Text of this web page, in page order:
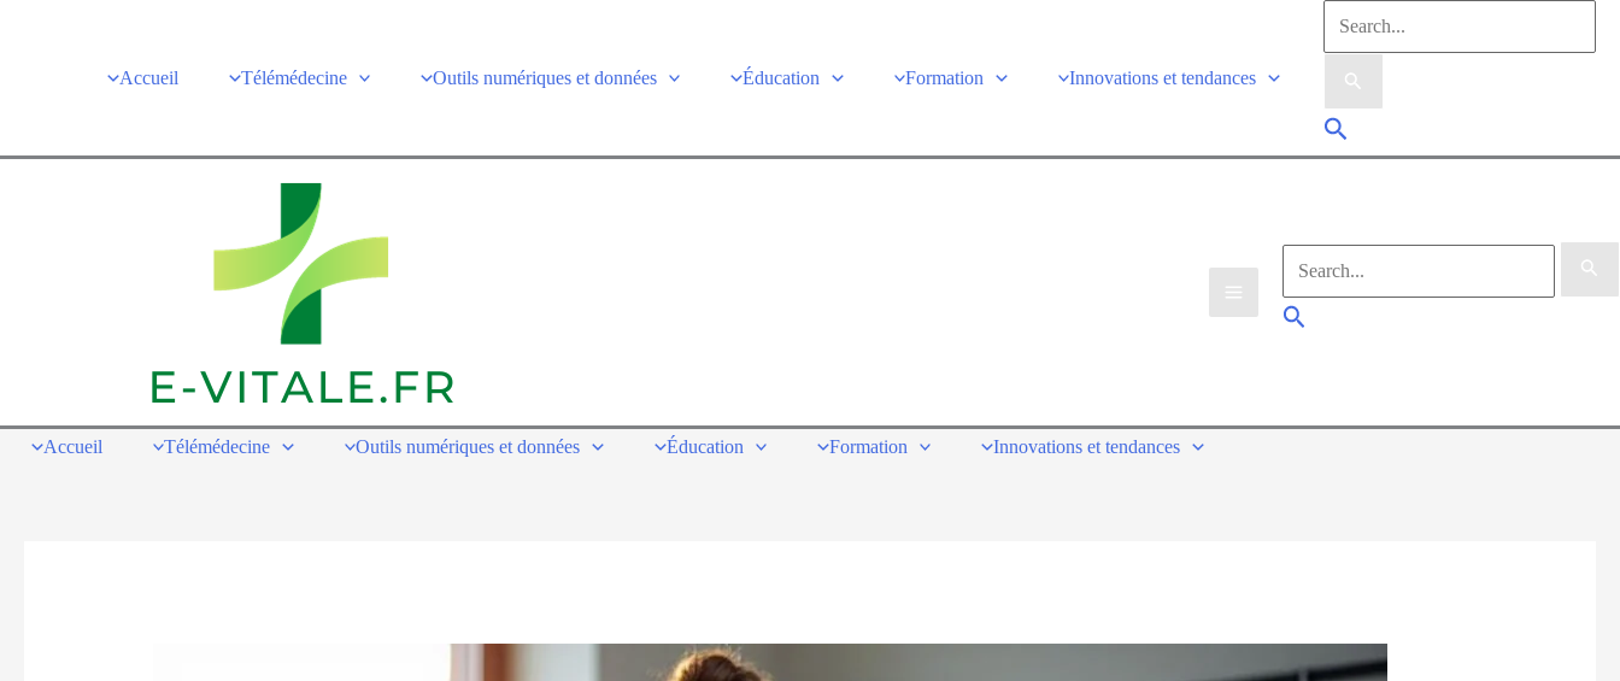
Accueil Télémédecine Outils numériques et données Éducation Formation Innovations et tendances
Accueil Télémédecine Outils numériques et données Éducation Formation Innovations et tendances